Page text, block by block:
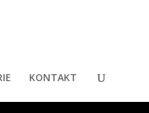
KONTAKT